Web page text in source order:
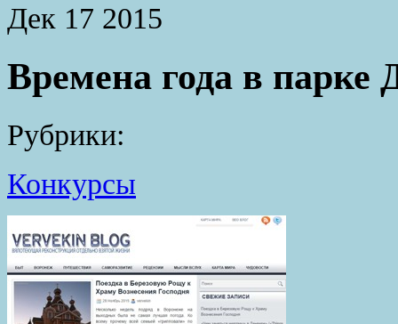
Дек 17 2015
Времена года в парке
Рубрики:
Конкурсы